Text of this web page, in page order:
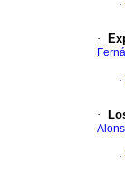
·
·
·
·
·